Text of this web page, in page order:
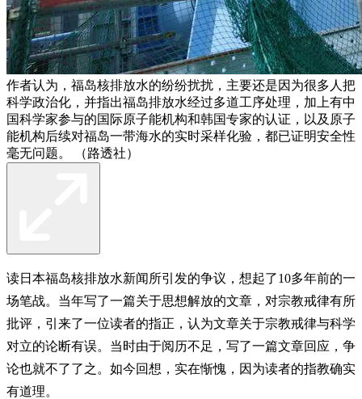
作者认为，福岛核排放水的纷纷扰扰，主要还是因为很多人把
科学政治化，并指出福岛排放水经过多道工序处理，加上有中
国科学家参与的国际原子能机构和韩国专家的认证，以及原子
能机构后续对福岛一带海水的实时采样化验，都已证明安全性
毫无问题。 （路透社）
读日本福岛核排放水新闻所引发的争议，想起了10多年前的一
场笔战。当年写了一篇关于思想解放的文章，对宗教戒律有所
批评，引来了一位读者的指正，认为文章关于宗教戒律与科学
对立的论断有误。当时由于阅历不足，写了一篇文章回应，争
论也就不了了之。如今回想，实在惭愧，因为读者的指教确实
有道理。